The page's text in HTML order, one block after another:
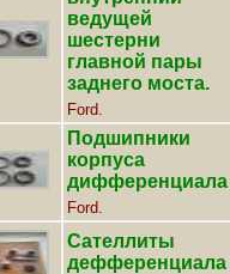
ведущей
шестерни
главной пары
заднего моста.
Ford.
Подшипники
корпуса
дифференциала
Ford.
Сателлиты
дефференциала